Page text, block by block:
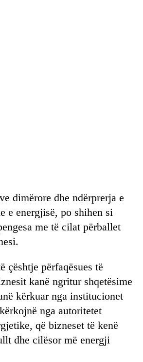
dimërore dhe ndërprerja e
e energjisë, po shihen si
me të cilat përballet
çështje përfaqësues të
kanë ngritur shqetësime
kërkuar nga institucionet
nga autoritetet
që bizneset të kenë
dhe cilësor më energji